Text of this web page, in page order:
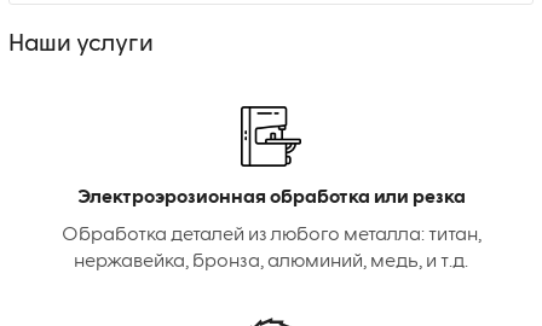
Наши услуги
Электроэрозионная обработка или резка
Обработка деталей из любого металла: титан,
нержавейка, бронза, алюминий, медь, и т.д.